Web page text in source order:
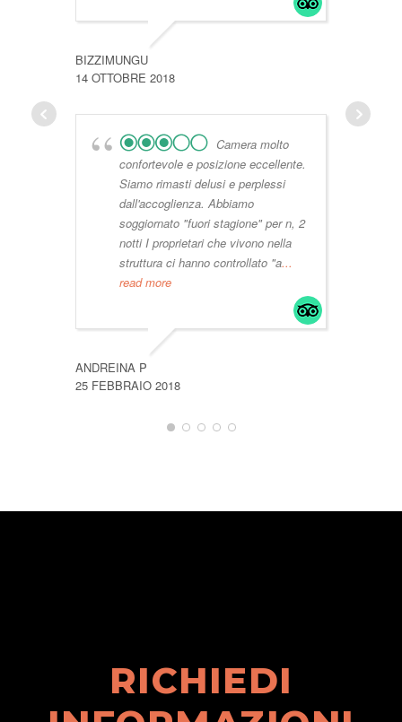
BIZZIMUNGU
14 OTTOBRE 2018
Camera molto
confortevole e posizione eccellente.
Siamo rimasti delusi e perplessi
dall'accoglienza. Abbiamo
soggiornato "fuori stagione" per n, 2
notti I proprietari che vivono nella
struttura ci hanno controllato "a...
read more
ANDREINA P
25 FEBBRAIO 2018
RICHIEDI